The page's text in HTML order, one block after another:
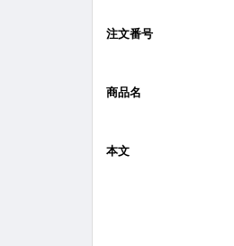
注文番号
商品名
本文